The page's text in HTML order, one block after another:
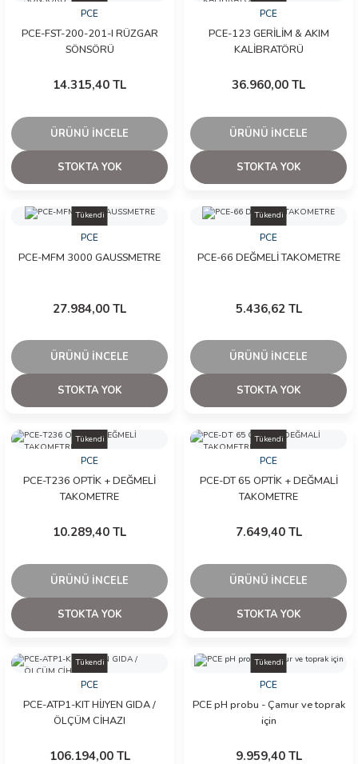
PCE
PCE-FST-200-201-I RÜZGAR
SÖNSÖRÜ
14.315,40 TL
ÜRÜNÜ İNCELE
STOKTA YOK
PCE
PCE-123 GERİLİM & AKIM
KALİBRATÖRÜ
36.960,00 TL
ÜRÜNÜ İNCELE
STOKTA YOK
Tükendi
PCE
PCE-MFM 3000 GAUSSMETRE
27.984,00 TL
ÜRÜNÜ İNCELE
STOKTA YOK
Tükendi
PCE
PCE-66 DEĞMELİ TAKOMETRE
5.436,62 TL
ÜRÜNÜ İNCELE
STOKTA YOK
Tükendi
PCE
PCE-T236 OPTİK + DEĞMELİ
TAKOMETRE
10.289,40 TL
ÜRÜNÜ İNCELE
STOKTA YOK
Tükendi
PCE
PCE-DT 65 OPTİK + DEĞMALİ
TAKOMETRE
7.649,40 TL
ÜRÜNÜ İNCELE
STOKTA YOK
Tükendi
PCE
PCE-ATP1-KIT HİJYEN GIDA /
ÖLÇÜM CİHAZI
106.194,00 TL
Tükendi
PCE
PCE pH probu - Çamur ve toprak
için
9.959,40 TL